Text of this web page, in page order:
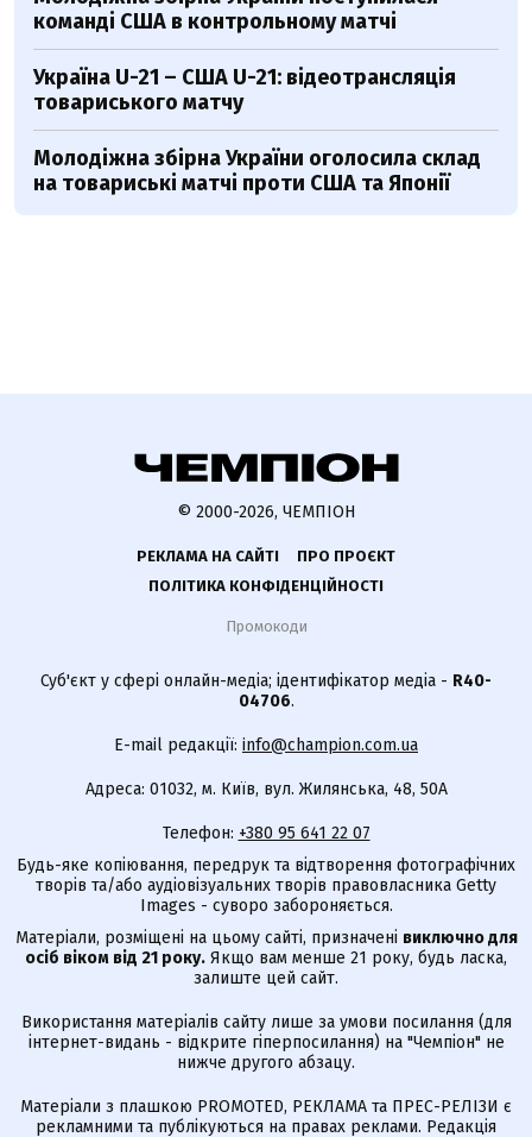
команді США в контрольному матчі
Україна U-21 – США U-21: відеотрансляція
товариського матчу
Молодіжна збірна України оголосила склад
на товариські матчі проти США та Японії
© 2000-2026, ЧЕМПІОН
РЕКЛАМА НА САЙТІ
ПРО ПРОЄКТ
ПОЛІТИКА КОНФІДЕНЦІЙНОСТІ
Промокоди
Суб'єкт у сфері онлайн-медіа; ідентифікатор медіа - R40-
04706.
E-mail редакції: info@champion.com.ua
Адреса: 01032, м. Київ, вул. Жилянська, 48, 50А
Телефон: +380 95 641 22 07
Будь-яке копіювання, передрук та відтворення фотографічних
творів та/або аудіовізуальних творів правовласника Getty
Images - суворо забороняється.
Матеріали, розміщені на цьому сайті, призначені виключно для
осіб віком від 21 року. Якщо вам менше 21 року, будь ласка,
залиште цей сайт.
Використання матеріалів сайту лише за умови посилання (для
інтернет-видань - відкрите гіперпосилання) на "Чемпіон" не
нижче другого абзацу.
Матеріали з плашкою PROMOTED, РЕКЛАМА та ПРЕС-РЕЛІЗИ є
рекламними та публікуються на правах реклами. Редакція